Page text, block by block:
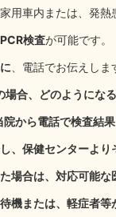
または、発熱患者
検査が可能です。
、電話でお伝えしま
場合、どのようにな
から電話で検査結果
、保健センターより
場合は、対応可能な
機または、軽症者